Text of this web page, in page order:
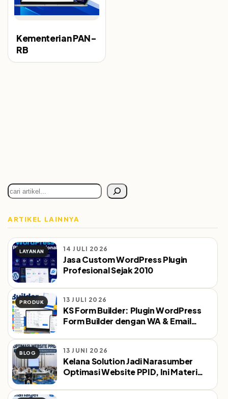
Kementerian PAN-
RB
Cari
ARTIKEL LAINNYA
LAYANAN 14 JULI 2026
Jasa Custom WordPress Plugin
Profesional Sejak 2010
PRODUK 13 JULI 2026
KS Form Builder: Plugin WordPress
Form Builder dengan WA & Email
BLOG 13 JUNI 2026
Kelana Solution Jadi Narasumber
Optimasi Website PPID, Ini Materi